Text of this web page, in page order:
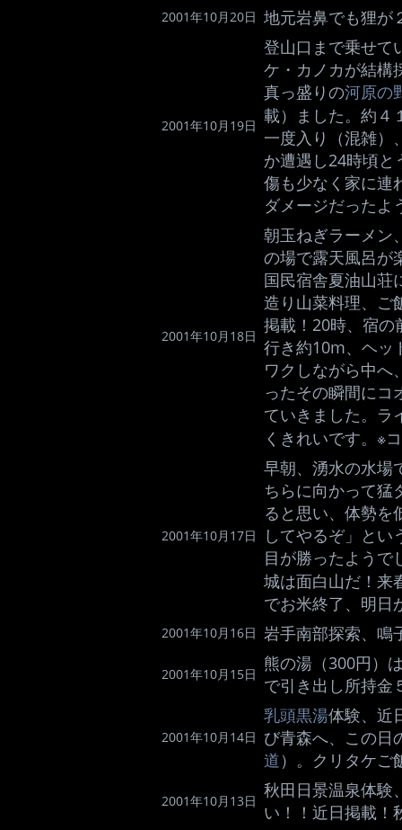
2001年10月20日 地元岩鼻でも狸が
2001年10月19日
登山口まで乗せて
ケ・カノカが結構
真っ盛りの河原の
載）ました。約
一度入り（混雑）
か遭遇し24時頃
傷も少なく家に連
ダメージだったよ
2001年10月18日
朝玉ねぎラーメン
の場で露天風呂が
国民宿舎夏油山荘
造り山菜料理、ご
掲載！20時、宿の
行き約10m、ヘッ
ワクしながら中へ
ったその瞬間にコ
ていきました。ラ
くきれいです。※
2001年10月17日
早朝、湧水の水場
ちらに向かって猛
ると思い、体勢を
してやるぞ」と
目が勝ったようで
城は面白山だ！来
でお米終了、明日
2001年10月16日 岩手南部探索、鳴
2001年10月15日
熊の湯（300円）
で引き出し所持金
2001年10月14日
乳頭黒湯体験、近
び青森へ、この日
道）。クリタケご
2001年10月13日
秋田日景温泉体験
い！！近日掲載！